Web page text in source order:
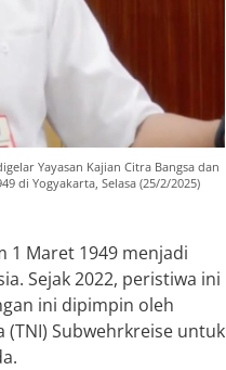
Yayasan Kajian Citra Bangsa dan
di Yogyakarta, Selasa (25/2/2025)
1 Maret 1949 menjadi
Sejak 2022, peristiwa ini
ini dipimpin oleh
Subwehrkreise untuk